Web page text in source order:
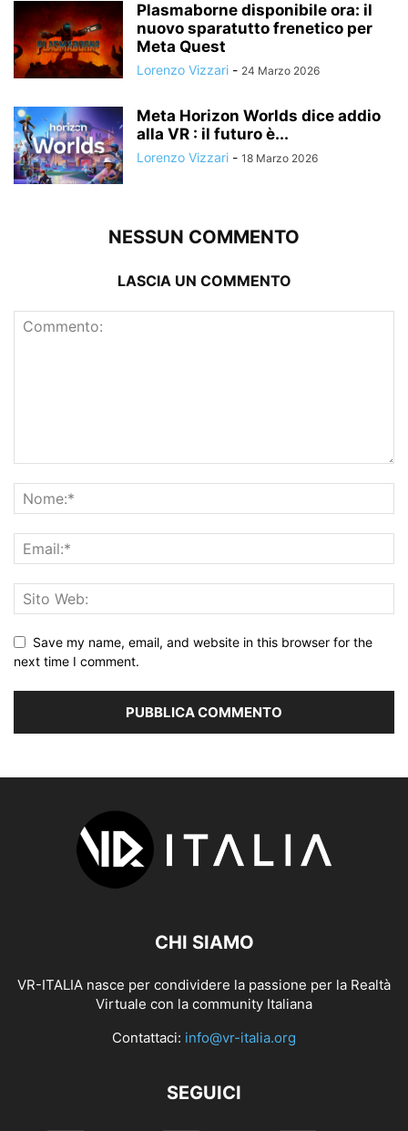
Plasmaborne disponibile ora: il
nuovo sparatutto frenetico per
Meta Quest
Lorenzo Vizzari - 24 Marzo 2026
Meta Horizon Worlds dice addio
alla VR : il futuro è...
Lorenzo Vizzari - 18 Marzo 2026
NESSUN COMMENTO
LASCIA UN COMMENTO
Save my name, email, and website in this browser for the
next time I comment.
CHI SIAMO
VR-ITALIA nasce per condividere la passione per la Realtà
Virtuale con la community Italiana
Contattaci: info@vr-italia.org
SEGUICI